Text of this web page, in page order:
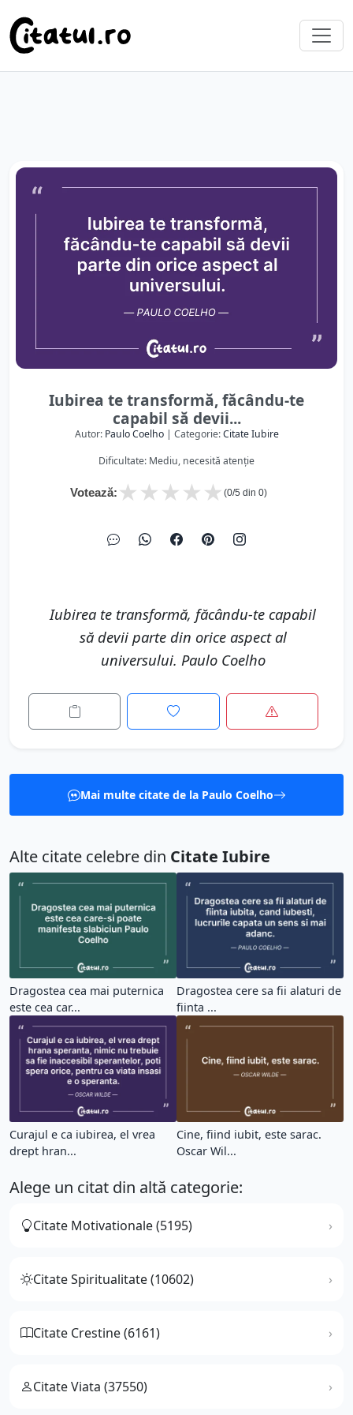
Iubirea te transformă, făcându-te
capabil să devii...
Autor: Paulo Coelho| Categorie:Citate Iubire
Dificultate: Mediu, necesită atenție
Votează: ★
★
★
★
★ (0/5 din 0)
Iubirea te transformă, făcându-te capabil
să devii parte din orice aspect al
universului. Paulo Coelho
Mai multe citate de la Paulo Coelho
Alte citate celebre din Citate Iubire
Dragostea cea mai puternica
este cea car...
Dragostea cere sa fii alaturi de
fiinta ...
Curajul e ca iubirea, el vrea
drept hran...
Cine, fiind iubit, este sarac.
Oscar Wil...
Alege un citat din altă categorie:
Citate Motivationale (5195)
Citate Spiritualitate (10602)
Citate Crestine (6161)
Citate Viata (37550)